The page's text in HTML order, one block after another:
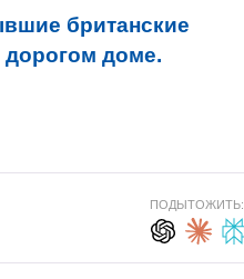
британские
дорогом доме.
ПОДЫТОЖИТЬ: